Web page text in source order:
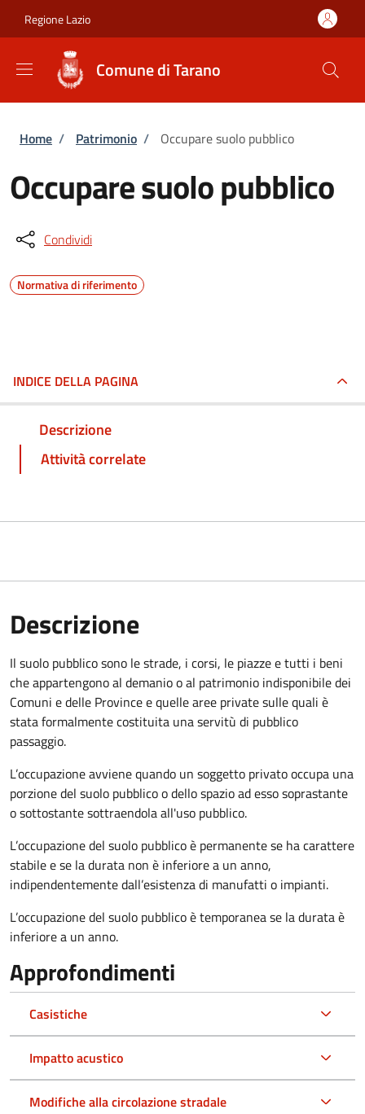
Regione Lazio
Comune di Tarano
Briciole di pane
Home / Patrimonio / Occupare suolo pubblico
Occupare suolo pubblico
Condividi
Normativa di riferimento
INDICE DELLA PAGINA
Descrizione
Attività correlate
Descrizione
Il suolo pubblico sono le strade, i corsi, le piazze e tutti i beni
che appartengono al demanio o al patrimonio indisponibile dei
Comuni e delle Province e quelle aree private sulle quali è
stata formalmente costituita una servitù di pubblico
passaggio.
L’occupazione avviene quando un soggetto privato occupa una
porzione del suolo pubblico o dello spazio ad esso soprastante
o sottostante sottraendola all'uso pubblico.
L’occupazione del suolo pubblico è permanente se ha carattere
stabile e se la durata non è inferiore a un anno,
indipendentemente dall’esistenza di manufatti o impianti.
L’occupazione del suolo pubblico è temporanea se la durata è
inferiore a un anno.
Approfondimenti
Casistiche
Impatto acustico
Modifiche alla circolazione stradale